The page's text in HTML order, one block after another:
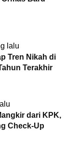
lalu
Tren Nikah di
Terakhir
dari KPK,
Check-Up